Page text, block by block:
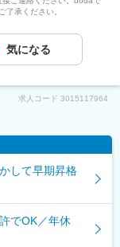
了承ください。
気になる
求人コード 3015117964
して早期昇格
でOK／年休